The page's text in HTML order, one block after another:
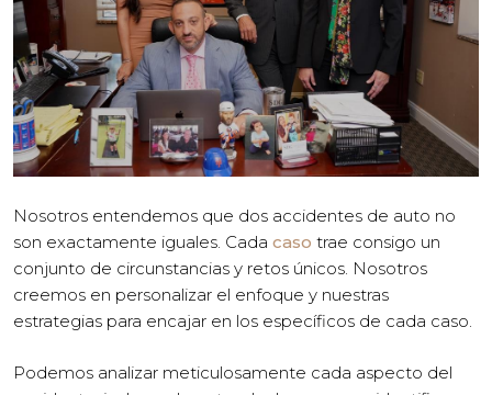
Nosotros entendemos que dos accidentes de auto no
son exactamente iguales. Cada caso trae consigo un
conjunto de circunstancias y retos únicos. Nosotros
creemos en personalizar el enfoque y nuestras
estrategias para encajar en los específicos de cada caso.
Podemos analizar meticulosamente cada aspecto del